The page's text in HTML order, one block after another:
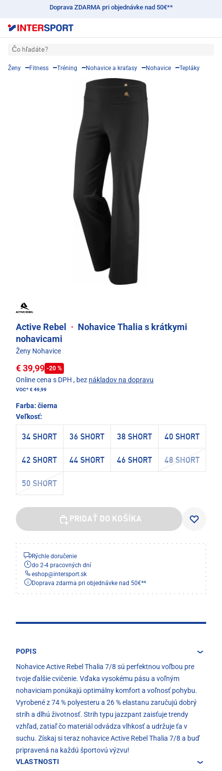
Doprava ZDARMA pri objednávke nad 50€**
Čo hľadáte?
Ženy Fitness Tréning Nohavice a kraťasy Nohavice Tepláky
Active Rebel · Nohavice Thalia s krátkymi
nohavicami
Ženy Nohavice
€ 39,99 -20 %
Online cena s DPH , bez nákladov na dopravu
VOC*€ 49,99
Farba: čierna
Veľkosť:
34 SHORT 36 SHORT 38 SHORT 40 SHORT
42 SHORT 44 SHORT 46 SHORT 48 SHORT
50 SHORT
PRIDAŤ DO KOŠÍKA
Rýchle doručenie
do 2-4 pracovných dní
eshop@intersport.sk
Doprava zdarma pri objednávke nad 50€**
POPIS
Nohavice Active Rebel Thalia 7/8 sú perfektnou voľbou pre
tvoje ďalšie cvičenie. Vďaka vysokému pásu a voľným
nohaviciam ponúkajú optimálny komfort a voľnosť pohybu.
Vyrobené z 74 % polyesteru a 26 % elastanu zaručujú dobrý
strih a dlhú životnosť. Strih typu jazzpant zaisťuje trendy
vzhľad, zatiaľ čo materiál odvádza vlhkosť a udržuje ťa v
suchu. Získaj si teraz nohavice Active Rebel Thalia 7/8 a buď
pripravená na každú športovú výzvu!
VLASTNOSTI